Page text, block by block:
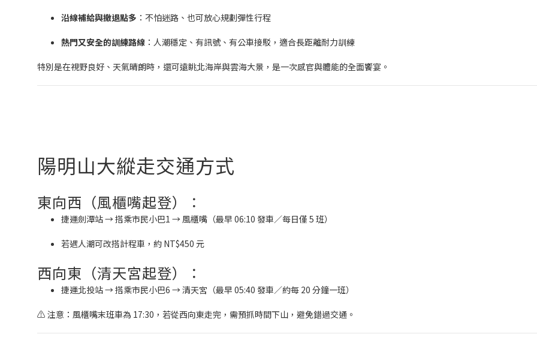
沿線補給與撤退點多 ：不怕迷路、也可放心規劃彈性行程
熱門又安全的訓練路線 ：人潮穩定、有訊號、有公車接駁，適合長距離耐力訓練
特別是在視野良好、天氣晴朗時，還可遠眺北海岸與雲海大景，是一次感官與體能的全面饗宴。
陽明山大縱走交通方式
東向西（風櫃嘴起登）：
捷運劍潭站 → 搭乘市民小巴1 → 風櫃嘴（最早 06:10 發車／每日僅 5 班）
若遇人潮可改搭計程車，約 NT$450 元
西向東（清天宮起登）：
捷運北投站 → 搭乘市民小巴6 → 清天宮（最早 05:40 發車／約每 20 分鐘一班）
⚠️ 注意：風櫃嘴末班車為 17:30，若從西向東走完，需預抓時間下山，避免錯過交通。